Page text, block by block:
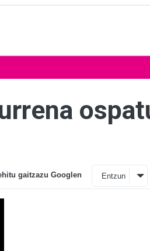
gaitzazu Googlen Entzun